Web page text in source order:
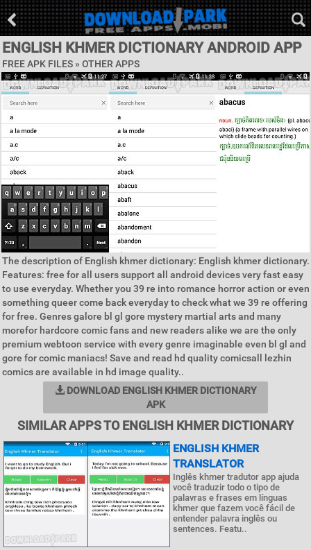
ENGLISH KHMER DICTIONARY ANDROID APP
FREE APK FILES » OTHER APPS
The description of English khmer dictionary: English khmer dictionary.
Features: free for all users support all android devices very fast easy
to use everyday. Whether you 39 re into romance horror action or even
something queer come back everyday to check what we 39 re offering
for free. Genres galore bl gl gore mystery martial arts and many
morefor hardcore comic fans and new readers alike we are the only
premium webtoon service with every genre imaginable even bl gl and
gore for comic maniacs! Save and read hd quality comicsall lezhin
comics are available in hd image quality..
DOWNLOAD ENGLISH KHMER DICTIONARY
APK
SIMILAR APPS TO ENGLISH KHMER DICTIONARY
ENGLISH KHMER
TRANSLATOR
Inglês khmer tradutor app ajuda
você traduzir todo o tipo de
palavras e frases em línguas
khmer que fazem você fácil de
entender palavra inglês ou
sentences. Featu..